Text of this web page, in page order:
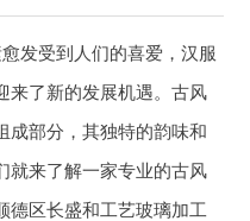
发受到人们的喜爱，汉服
来了新的发展机遇。古风
成部分，其独特的韵味和
就来了解一家专业的古风
区长盛和工艺玻璃加工